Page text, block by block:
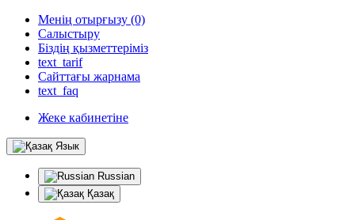
Менің отырғызу (0)
Салыстыру
Біздің қызметтеріміз
text_tarif
Сайттағы жарнама
text_faq
Жеке кабинетіне
Язык
Russian
Қазақ